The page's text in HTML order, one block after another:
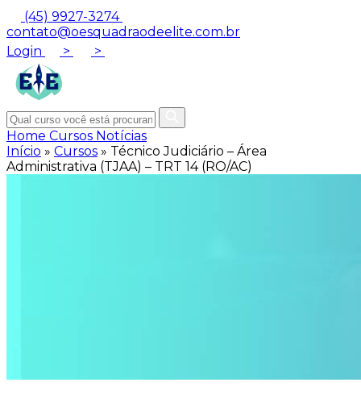
(45) 9927-3274
contato@oesquadraodeelite.com.br
Login
> >
Home Cursos Notícias
Início » Cursos » Técnico Judiciário – Área
Administrativa (TJAA) – TRT 14 (RO/AC)